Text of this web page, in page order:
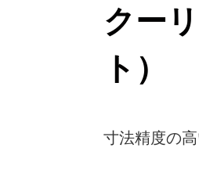
クー
ト）
寸法精度の